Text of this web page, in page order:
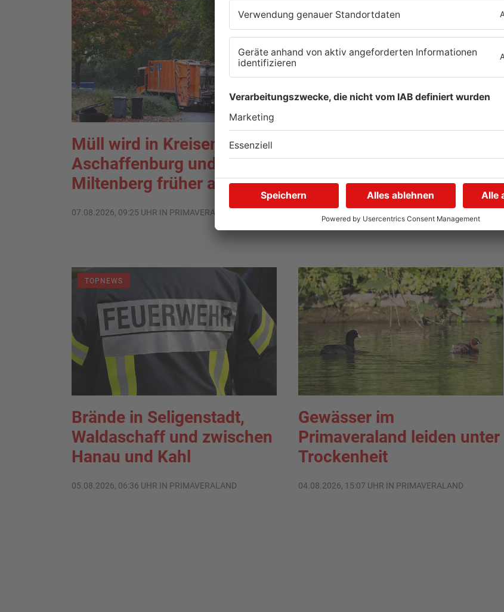
Müll wird in Kreisen
Aschaffenburg und
Miltenberg früher abgeholt
07.08.2026, 09:25 UHR IN PRIMAVERALAND
Primaveraland weisen teils
erhebliche Mängel auf
TOPNEWS
Brände in Seligenstadt,
Waldaschaff und zwischen
Hanau und Kahl
05.08.2026, 06:36 UHR IN PRIMAVERALAND
Gewässer im
Primaveraland leiden unter
Trockenheit
04.08.2026, 15:07 UHR IN PRIMAVERALAND